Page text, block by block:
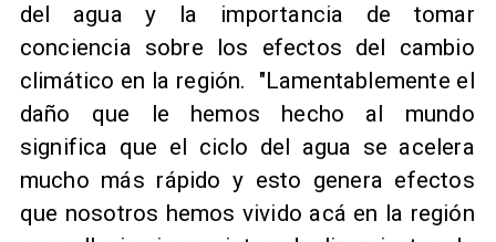
del agua y la importancia de tomar
conciencia sobre los efectos del cambio
climático en la región. "Lamentablemente el
daño que le hemos hecho al mundo
significa que el ciclo del agua se acelera
mucho más rápido y esto genera efectos
que nosotros hemos vivido acá en la región